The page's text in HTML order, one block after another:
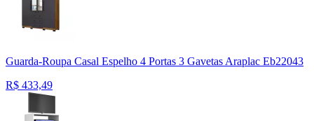
Guarda-Roupa Casal Espelho 4 Portas 3 Gavetas Araplac Eb22043
R$ 433,49